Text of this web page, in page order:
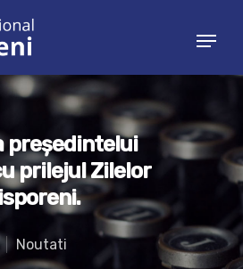
or ESC to close
președintelui
prilejul Zilelor
Noutati